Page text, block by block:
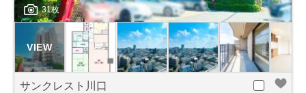
31枚
サンクレスト川口